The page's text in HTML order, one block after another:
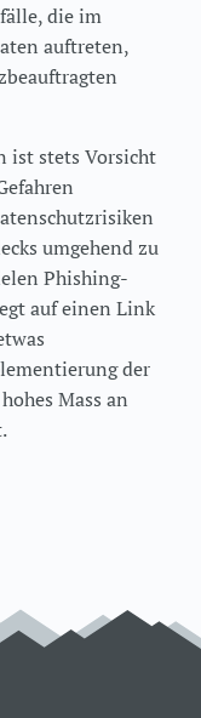
die im
auftreten,
ist stets Vorsicht
umgehend zu
Phishing-
auf einen Link
der
Mass an